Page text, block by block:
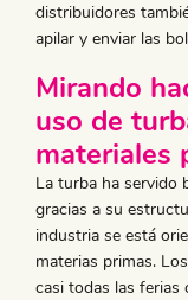
distribuidores
apilar y enviar las
​Mirando
uso de
materiales
La turba ha servido
gracias a su
industria se está
materias primas.
casi todas las ferias